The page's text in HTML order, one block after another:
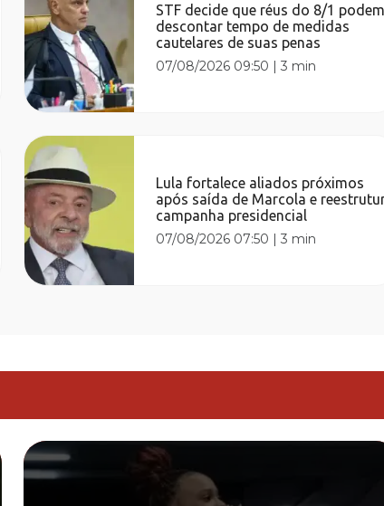
STF decide que réus do 8/1 podem
descontar tempo de medidas
cautelares de suas penas
07/08/2026 09:50 |3 min
Lula fortalece aliados próximos
após saída de Marcola e
campanha presidencial
07/08/2026 07:50 |3 min